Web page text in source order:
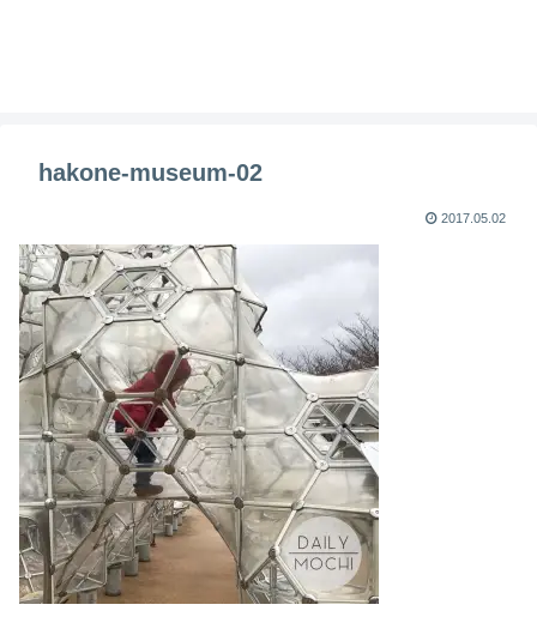
hakone-museum-02
2017.05.02